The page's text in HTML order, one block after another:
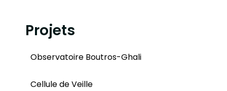
Projets
Observatoire Boutros-Ghali
Cellule de Veille